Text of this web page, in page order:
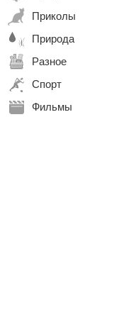
Приколы
Природа
Разное
Спорт
Фильмы